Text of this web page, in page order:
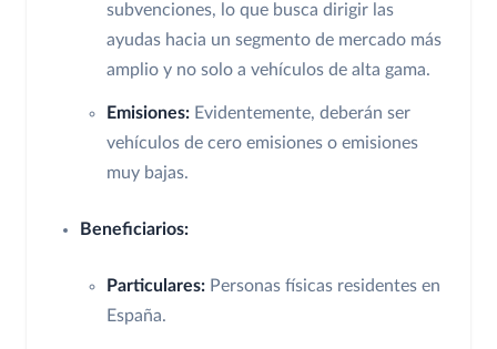
subvenciones, lo que busca dirigir las
ayudas hacia un segmento de mercado más
amplio y no solo a vehículos de alta gama.
Emisiones: Evidentemente, deberán ser
vehículos de cero emisiones o emisiones
muy bajas.
Beneficiarios:
Particulares: Personas físicas residentes en
España.